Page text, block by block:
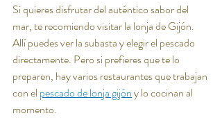
Si quieres disfrutar del auténtico sabor del
mar, te recomiendo visitar la lonja de Gijón.
Allí puedes ver la subasta y elegir el pescado
directamente. Pero si prefieres que te lo
preparen, hay varios restaurantes que trabajan
con el pescado de lonja gijón y lo cocinan al
momento.